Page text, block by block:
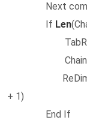
Next
If Len
ReDim
+ 1)
End If